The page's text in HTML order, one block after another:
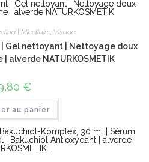
| Micellaire Visage
| Gel nettoyant | Nettoyage doux
| alverde NATURKOSMETIK
€
au panier